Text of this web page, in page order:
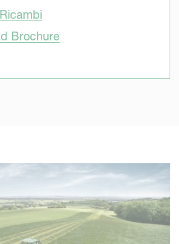
costruite per ridurre i costi
dotate di funzioni importanti, che
caratteristiche professionali
Brochure